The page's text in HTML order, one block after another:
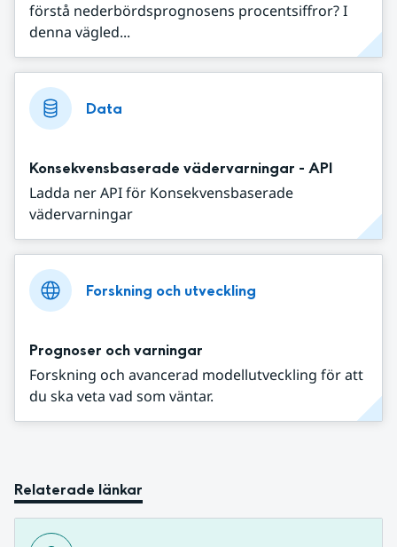
förstå nederbördsprognosens procentsiffror? I
denna vägled...
Data
Konsekvensbaserade vädervarningar - API
Ladda ner API för Konsekvensbaserade
vädervarningar
Forskning och utveckling
Prognoser och varningar
Forskning och avancerad modellutveckling för att
du ska veta vad som väntar.
Relaterade länkar